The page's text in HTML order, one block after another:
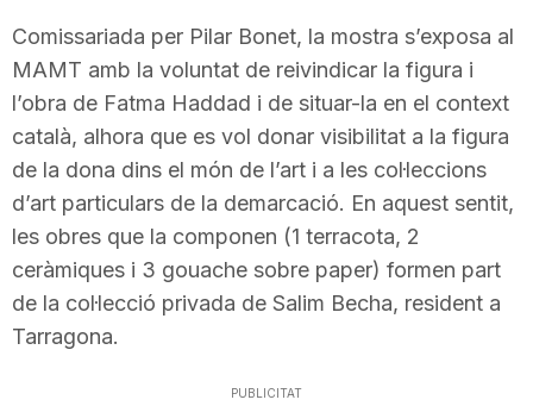
n
a
Comissariada per Pilar Bonet, la mostra s’exposa al
MAMT amb la voluntat de reivindicar la figura i
l’obra de Fatma Haddad i de situar-la en el context
català, alhora que es vol donar visibilitat a la figura
de la dona dins el món de l’art i a les col·leccions
d’art particulars de la demarcació. En aquest sentit,
les obres que la componen (1 terracota, 2
ceràmiques i 3 gouache sobre paper) formen part
de la col·lecció privada de Salim Becha, resident a
Tarragona.
PUBLICITAT